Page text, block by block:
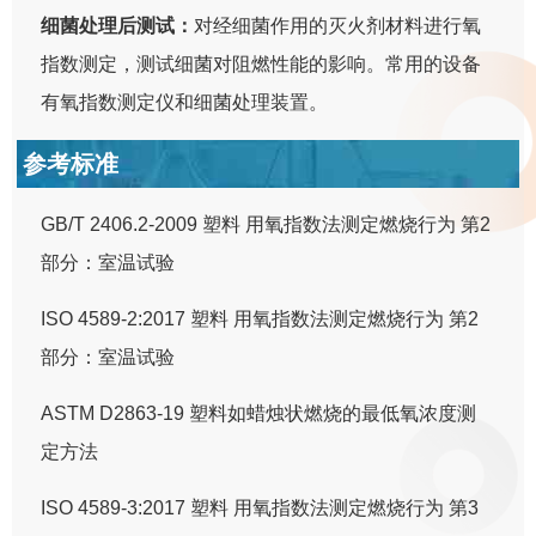
细菌处理后测试： 对经细菌作用的灭火剂材料进行氧
指数测定，测试细菌对阻燃性能的影响。常用的设备
有氧指数测定仪和细菌处理装置。
参考标准
GB/T 2406.2-2009 塑料 用氧指数法测定燃烧行为 第2
部分：室温试验
ISO 4589-2:2017 塑料 用氧指数法测定燃烧行为 第2
部分：室温试验
ASTM D2863-19 塑料如蜡烛状燃烧的最低氧浓度测
定方法
ISO 4589-3:2017 塑料 用氧指数法测定燃烧行为 第3